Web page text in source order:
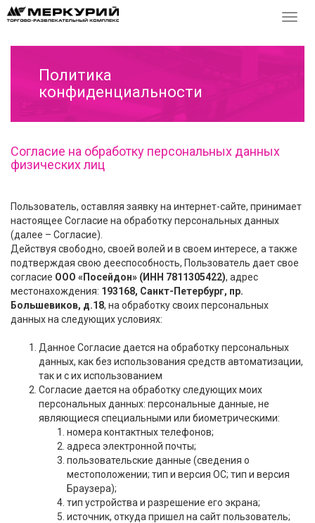
Политика
конфиденциальности
Согласие на обработку персональных данных
физических лиц
Пользователь, оставляя заявку на интернет-сайте, принимает
настоящее Согласие на обработку персональных данных
(далее – Согласие).
Действуя свободно, своей волей и в своем интересе, а также
подтверждая свою дееспособность, Пользователь дает свое
согласие ООО «Посейдон» (ИНН 7811305422), адрес
местонахождения: 193168, Санкт-Петербург, пр.
Большевиков, д.18, на обработку своих персональных
данных на следующих условиях:
Данное Согласие дается на обработку персональных
данных, как без использования средств автоматизации,
так и с их использованием
Согласие дается на обработку следующих моих
персональных данных: персональные данные, не
являющиеся специальными или биометрическими:
номера контактных телефонов;
адреса электронной почты;
пользовательские данные (сведения о
местоположении; тип и версия ОС; тип и версия
Браузера);
тип устройства и разрешение его экрана;
источник, откуда пришел на сайт пользователь;